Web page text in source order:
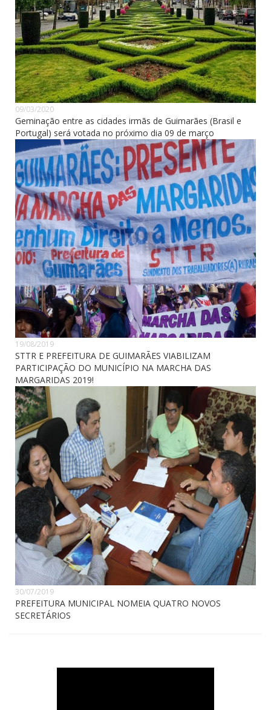
09/03/2020
Geminação entre as cidades irmãs de Guimarães (Brasil e
Portugal) será votada no próximo dia 09 de março
19/08/2019
STTR E PREFEITURA DE GUIMARÃES VIABILIZAM
PARTICIPAÇÃO DO MUNICÍPIO NA MARCHA DAS
MARGARIDAS 2019!
30/07/2019
PREFEITURA MUNICIPAL NOMEIA QUATRO NOVOS
SECRETÁRIOS